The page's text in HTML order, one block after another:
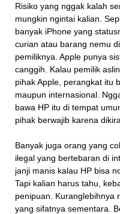
Risiko yang nggak kalah
mungkin ngintai kalian.
banyak iPhone yang
curian atau barang nemu
pemiliknya. Apple punya
canggih. Kalau pemilik
pihak Apple, perangkat itu
maupun internasional.
bawa HP itu di tempat
pihak berwajib karena
Banyak juga orang yang
ilegal yang bertebaran di
janji manis kalau HP bisa
Tapi kalian harus tahu,
penipuan. Kuranglebihnya
yang sifatnya sementara.